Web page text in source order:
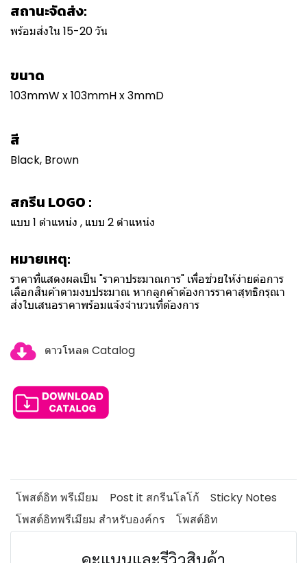
สถานะจัดส่ง:
พร้อมส่งใน 15-20 วัน
ขนาด
103mmW x 103mmH x 3mmD
สี
Black, Brown
สกรีน LOGO :
แบบ 1 ตำแหน่ง , แบบ 2 ตำแหน่ง
หมายเหตุ:
ราคาที่แสดงผลเป็น "ราคาประมาณการ" เพื่อช่วยให้ง่ายต่อการ
เลือกสินค้าตามงบประมาณ หากลูกค้าต้องการราคาสุทธิกรุณา
ส่งใบเสนอราคาพร้อมแจ้งจำนวนที่ต้องการ
ดาวโหลด Catalog
โพสต์อิท พรีเมียม Post it สกรีนโลโก้
Sticky Notes
โพสต์อิทพรีเมียม สำหรับองค์กร
โพสต์อิท